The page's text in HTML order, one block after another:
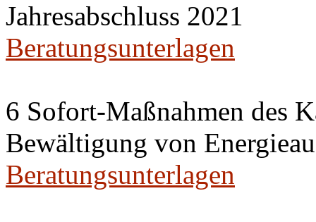
Jahresabschluss 2021
Beratungsunterlagen
6 Sofort-Maßnahmen des
Bewältigung von
Beratungsunterlagen